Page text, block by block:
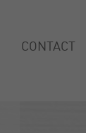
CONTACT